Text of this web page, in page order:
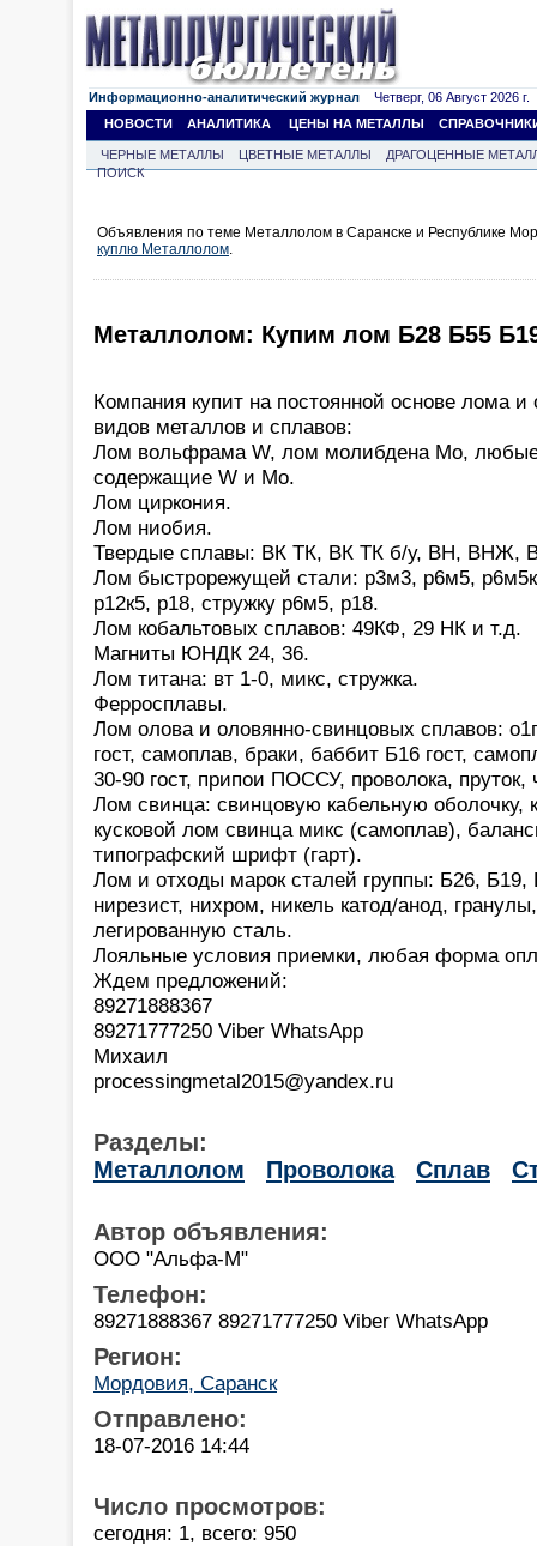
Информационно-аналитический журнал Четверг, 06 Август 2026 г.
НОВОСТИ
АНАЛИТИКА ЦЕНЫ НА МЕТАЛЛЫ
ЧЕРНЫЕ МЕТАЛЛЫ ЦВЕТНЫЕ МЕТАЛЛЫ
ДРАГОЦЕННЫЕ
ПОИСК
Объявления по теме Металлолом в Саранске и Республике
куплю Металлолом.
Металлолом: Купим лом Б28 Б55
Компания купит на постоянной основе лома
видов металлов и сплавов:
Лом вольфрама W, лом молибдена Mo,
содержащие W и Mo.
Лом циркония.
Лом ниобия.
Твердые сплавы: ВК ТК, ВК ТК б/у, ВН,
Лом быстрорежущей стали: р3м3, р6м5,
р12к5, р18, стружку р6м5, р18.
Лом кобальтовых сплавов: 49КФ, 29 НК и т.д.
Магниты ЮНДК 24, 36.
Лом титана: вт 1-0, микс, стружка.
Ферросплавы.
Лом олова и оловянно-свинцовых сплавов:
гост, самоплав, браки, баббит Б16 гост,
30-90 гост, припои ПОССУ, проволока,
Лом свинца: свинцовую кабельную оболочку,
кусковой лом свинца микс (самоплав),
типографский шрифт (гарт).
Лом и отходы марок сталей группы: Б26,
нирезист, нихром, никель катод/анод,
легированную сталь.
Лояльные условия приемки, любая форма
Ждем предложений:
89271888367
89271777250 Viber WhatsApp
Михаил
processingmetal2015@yandex.ru
Разделы:
Металлолом
Проволока Сплав
Автор объявления:
ООО "Альфа-М"
Телефон:
89271888367 89271777250 Viber WhatsApp
Регион:
Мордовия, Саранск
Отправлено:
18-07-2016 14:44
Число просмотров:
сегодня: 1, всего: 950